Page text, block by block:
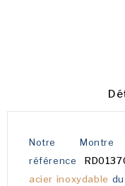
Notre
référence
acier inoxydable